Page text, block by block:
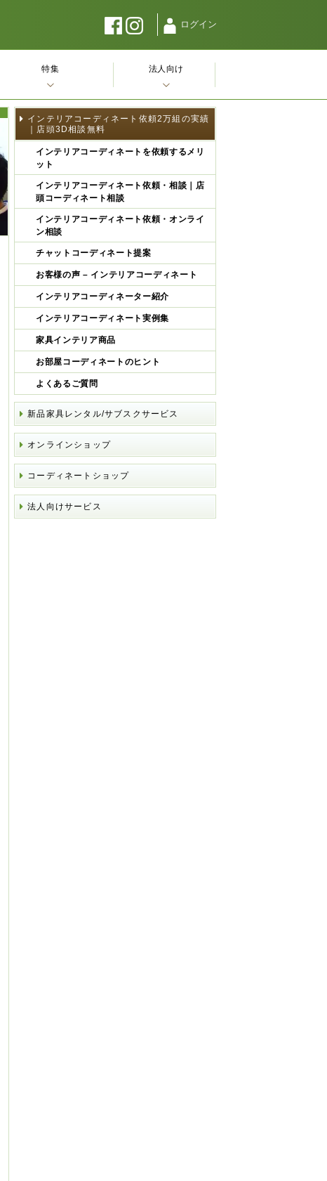
ログイン
インテリアコーディネート依頼2万組の実績
｜店頭3D相談無料
インテリアコーディネートを依頼するメリ
ット
インテリアコーディネート依頼・相談｜店
頭コーディネート相談
インテリアコーディネート依頼・オンライ
ン相談
チャットコーディネート提案
お客様の声 – インテリアコーディネート
インテリアコーディネーター紹介
インテリアコーディネート実例集
家具インテリア商品
お部屋コーディネートのヒント
よくあるご質問
新品家具レンタル/サブスクサービス
オンラインショップ
コーディネートショップ
法人向けサービス
特集 法人向け